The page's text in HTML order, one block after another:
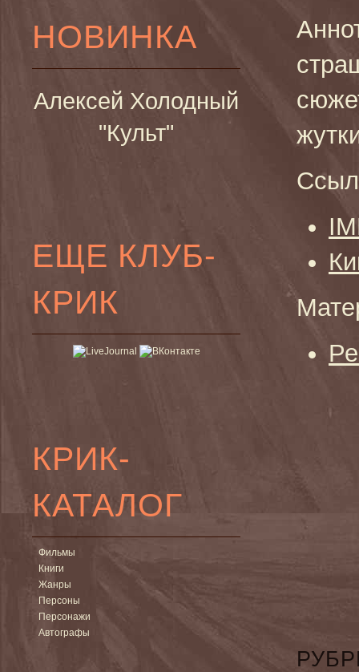
НОВИНКА
Алексей Холодный
"Культ"
ЕЩЕ КЛУБ-
КРИК
КРИК-
КАТАЛОГ
Фильмы
Книги
Жанры
Персоны
Персонажи
Автографы